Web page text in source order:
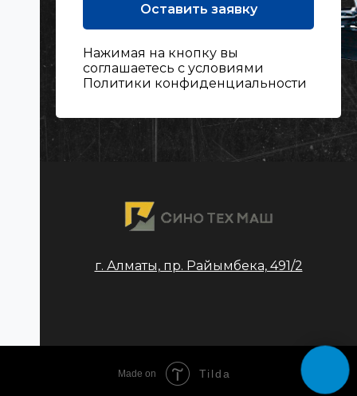
Оставить заявку
Нажимая на кнопку вы
соглашаетесь с условиями
Политики конфиденциальности
г. Алматы, пр. Райымбека, 491/2
Made on Tilda